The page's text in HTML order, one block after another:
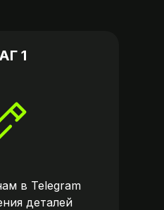
1
в Telegram
деталей